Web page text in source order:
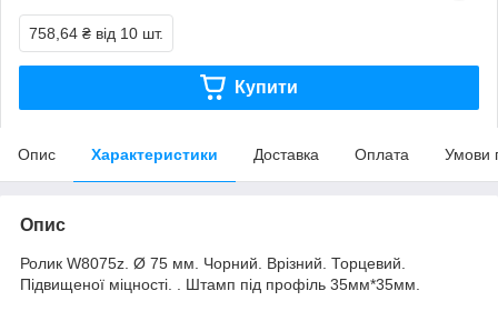
758,64 ₴ від 10 шт.
Купити
Опис Характеристики Доставка Оплата Умови
Опис
Ролик W8075z. Ø 75 мм. Чорний. Врізний. Торцевий.
Підвищеної міцності. . Штамп під профіль 35мм*35мм.